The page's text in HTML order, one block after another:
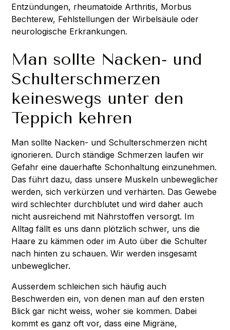
Entzündungen, rheumatoide Arthritis, Morbus
Bechterew, Fehlstellungen der Wirbelsäule oder
neurologische Erkrankungen.
Man sollte Nacken- und
Schulterschmerzen
keineswegs unter den
Teppich kehren
Man sollte Nacken- und Schulterschmerzen nicht
ignorieren. Durch ständige Schmerzen laufen wir
Gefahr eine dauerhafte Schonhaltung einzunehmen.
Das führt dazu, dass unsere Muskeln unbeweglicher
werden, sich verkürzen und verhärten. Das Gewebe
wird schlechter durchblutet und wird daher auch
nicht ausreichend mit Nährstoffen versorgt. Im
Alltag fällt es uns dann plötzlich schwer, uns die
Haare zu kämmen oder im Auto über die Schulter
nach hinten zu schauen. Wir werden insgesamt
unbeweglicher.
Ausserdem schleichen sich häufig auch
Beschwerden ein, von denen man auf den ersten
Blick gar nicht weiss, woher sie kommen. Dabei
kommt es ganz oft vor, dass eine Migräne,